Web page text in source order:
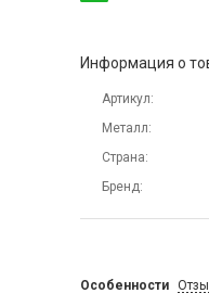
Информация о
Артикул
Металл
Страна
Бренд
Особенности